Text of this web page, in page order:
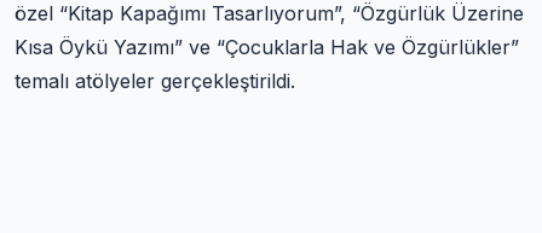
özel “Kitap Kapağımı Tasarlıyorum”, “Özgürlük Üzerine
Kısa Öykü Yazımı” ve “Çocuklarla Hak ve Özgürlükler”
temalı atölyeler gerçekleştirildi.